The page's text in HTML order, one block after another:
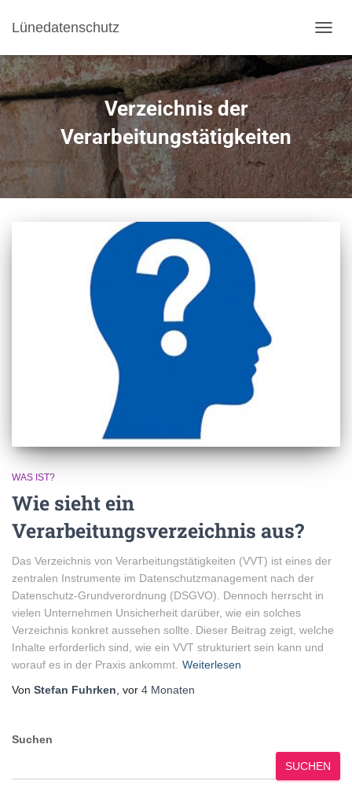
Lünedatenschutz
Verzeichnis der
Verarbeitungstätigkeiten
WAS IST?
Wie sieht ein
Verarbeitungsverzeichnis aus?
Das Verzeichnis von Verarbeitungstätigkeiten (VVT) ist eines der
zentralen Instrumente im Datenschutzmanagement nach der
Datenschutz-Grundverordnung (DSGVO). Dennoch herrscht in
vielen Unternehmen Unsicherheit darüber, wie ein solches
Verzeichnis konkret aussehen sollte. Dieser Beitrag zeigt, welche
Inhalte erforderlich sind, wie ein VVT strukturiert sein kann und
worauf es in der Praxis ankommt. Weiterlesen
Von Stefan Fuhrken , vor 4 Monaten
Suchen
SUCHEN